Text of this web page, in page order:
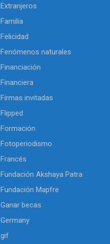
Extranjeros
Familia
Felicidad
Fenómenos naturales
Financiación
Financiera
Firmas invitadas
Flipped
Formación
Fotoperiodismo
Francés
Fundación Akshaya Patra
Fundación Mapfre
Ganar becas
Germany
gif